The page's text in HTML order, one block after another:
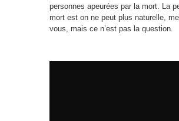
personnes apeurées par la mort. La
mort est on ne peut plus naturelle,
vous, mais ce n’est pas la question.